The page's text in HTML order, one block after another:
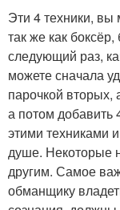
Эти 4 техники, вы
так же как
следующий раз,
можете сначала
парочкой вторых,
а потом добавить
этими техниками
душе. Некоторые
другим. Самое
обманщику